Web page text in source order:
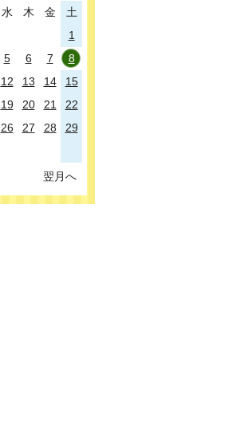
水 木 金
土
1
5 6 7
8
12 13 14
15
19 20 21
22
26 27 28
29
翌月へ